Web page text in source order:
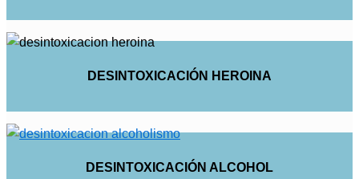
DESINTOXICACIÓN HEROINA
DESINTOXICACIÓN ALCOHOL